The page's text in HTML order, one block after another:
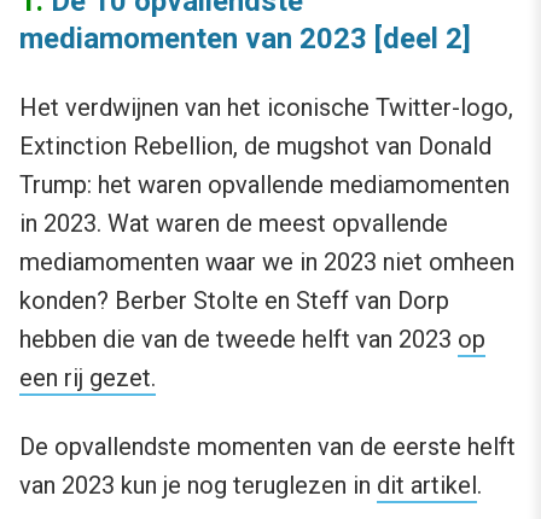
mediamomenten van 2023 [deel 2]
Het verdwijnen van het iconische Twitter-logo,
Extinction Rebellion, de mugshot van Donald
Trump: het waren opvallende mediamomenten
in 2023. Wat waren de meest opvallende
mediamomenten waar we in 2023 niet omheen
konden? Berber Stolte en Steff van Dorp
hebben die van de tweede helft van 2023 op
een rij gezet.
De opvallendste momenten van de eerste helft
van 2023 kun je nog teruglezen in dit artikel.